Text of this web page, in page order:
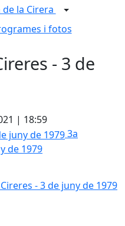
de la Cirera
i fotos
- 3 de
| 18:59
de 1979
3a
de 1979
- 3 de juny de 1979